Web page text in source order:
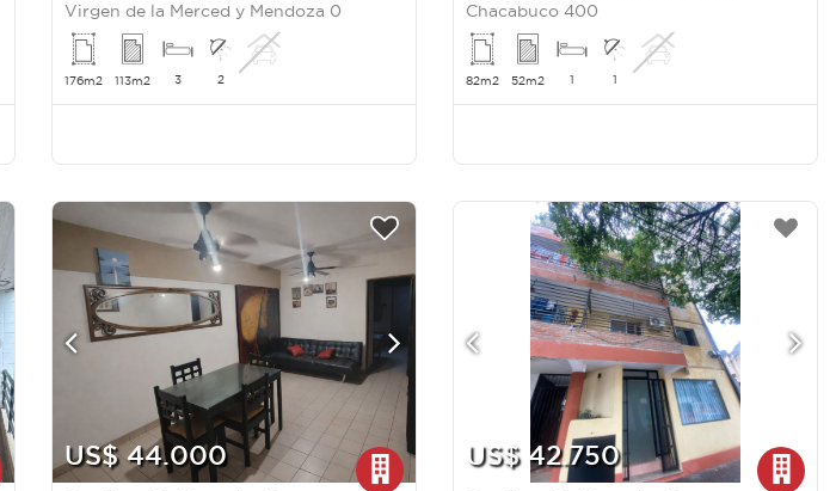
Virgen de la Merced y Mendoza 0
176m2 113m2 3 2
Chacabuco 400
82m2 52m2 1 1
US$ 44.000 US$ 42.750